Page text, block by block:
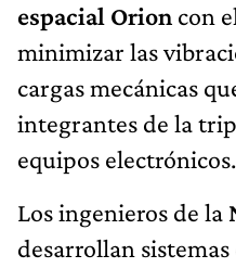
espacial Orion con
minimizar las
cargas mecánicas
integrantes de la
equipos electrónicos.
Los ingenieros de la
desarrollan